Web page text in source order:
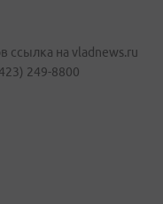
ссылка на vladnews.ru
249-8800